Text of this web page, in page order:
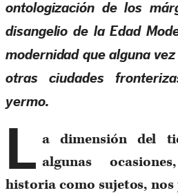
ontologización de los
disangeliode la Edad
modernidad que alguna
otras ciudades
yermo.
L a dimensión del
algunas
historia como sujetos,